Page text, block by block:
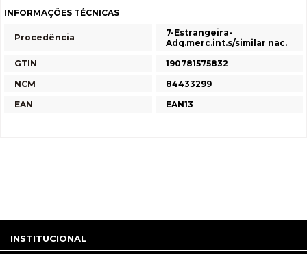
INFORMAÇÕES TÉCNICAS
Procedência
7-Estrangeira-
Adq.merc.int.s/similar nac.
GTIN
190781575832
NCM
84433299
EAN
EAN13
INSTITUCIONAL